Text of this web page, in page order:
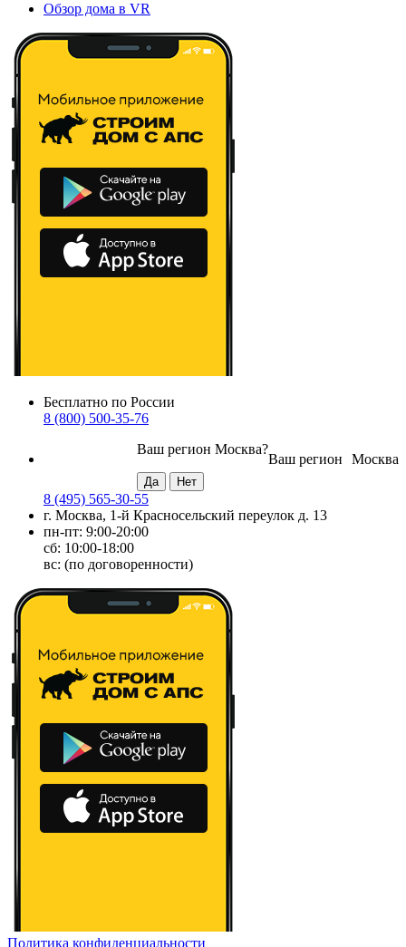
Обзор дома в VR
Бесплатно по России
8 (800) 500-35-76
Москва
Ваш регион
Ваш регион Москва?
8 (495) 565-30-55
г. Москва, 1-й Красносельский переулок д. 13
пн-пт: 9:00-20:00
сб: 10:00-18:00
вс: (по договоренности)
Политика конфиденциальности